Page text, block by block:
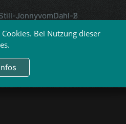
MARTIN HÜBNER – Eyes Cross
Bei Nutzung dieser